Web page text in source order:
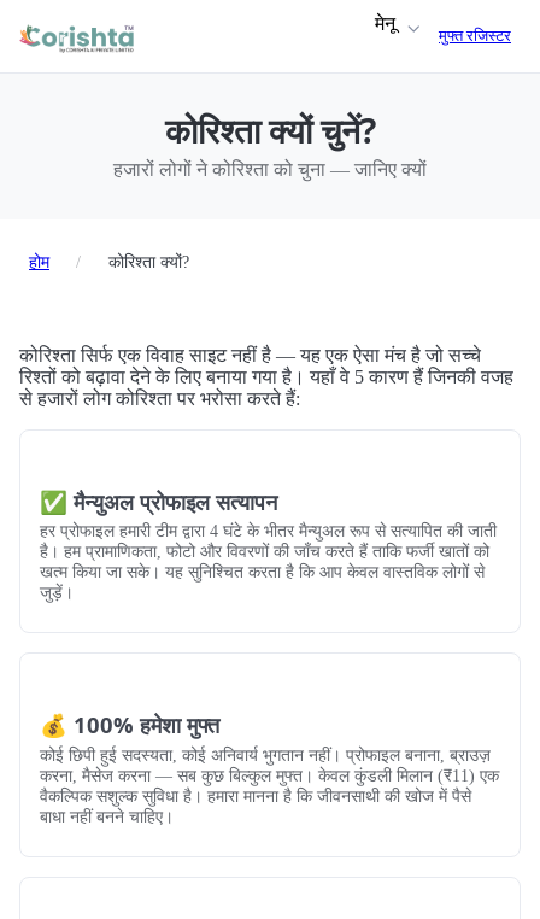
मेनू
मुफ्त रजिस्टर
कोरिश्ता क्यों चुनें?
हजारों लोगों ने कोरिश्ता को चुना — जानिए क्यों
होम / कोरिश्ता क्यों?
कोरिश्ता सिर्फ एक विवाह साइट नहीं है — यह एक ऐसा मंच है जो सच्चे
रिश्तों को बढ़ावा देने के लिए बनाया गया है। यहाँ वे 5 कारण हैं जिनकी वजह
से हजारों लोग कोरिश्ता पर भरोसा करते हैं:
✅ मैन्युअल प्रोफाइल सत्यापन
हर प्रोफाइल हमारी टीम द्वारा 4 घंटे के भीतर मैन्युअल रूप से सत्यापित की जाती
है। हम प्रामाणिकता, फोटो और विवरणों की जाँच करते हैं ताकि फर्जी खातों को
खत्म किया जा सके। यह सुनिश्चित करता है कि आप केवल वास्तविक लोगों से
जुड़ें।
💰 100% हमेशा मुफ्त
कोई छिपी हुई सदस्यता, कोई अनिवार्य भुगतान नहीं। प्रोफाइल बनाना, ब्राउज़
करना, मैसेज करना — सब कुछ बिल्कुल मुफ्त। केवल कुंडली मिलान (₹11) एक
वैकल्पिक सशुल्क सुविधा है। हमारा मानना है कि जीवनसाथी की खोज में पैसे
बाधा नहीं बनने चाहिए।